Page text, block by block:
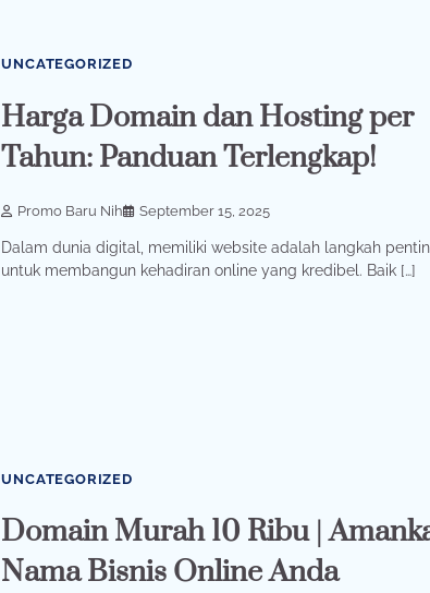
UNCATEGORIZED
Harga Domain dan Hosting per
Tahun: Panduan Terlengkap!
Promo Baru Nih September 15, 2025
Dalam dunia digital, memiliki website adalah langkah
untuk membangun kehadiran online yang kredibel. Baik […]
UNCATEGORIZED
Domain Murah 10 Ribu |
Nama Bisnis Online Anda